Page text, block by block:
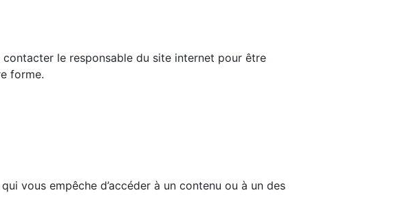
le responsable du site internet pour être
forme.
vous empêche d’accéder à un contenu ou à un des